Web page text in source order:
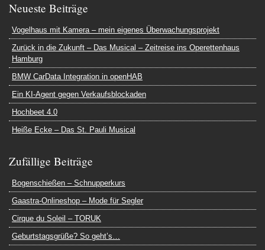
Neueste Beiträge
Vogelhaus mit Kamera – mein eigenes Überwachungsprojekt
Zurück in die Zukunft – Das Musical – Zeitreise ins Operettenhaus
Hamburg
BMW CarData Integration in openHAB
Ein KI-Agent gegen Verkaufsblockaden
Hochbeet 4.0
Heiße Ecke – Das St. Pauli Musical
Zufällige Beiträge
Bogenschießen – Schnupperkurs
Gaastra-Onlineshop – Mode für Segler
Cirque du Soleil – TORUK
Geburtstagsgrüße? So geht’s…